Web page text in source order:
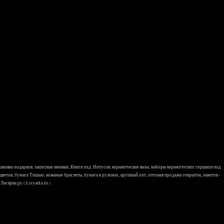
подарков, записные книжки, Книги изд. Нитусов, керамические вазы, наборы керамических горшков под
бумага Тишью, кожаные браслеты, бумага в рулонах, крупный опт, оптовая продажа открыток, пакетов -
( Lisyarka.ru )